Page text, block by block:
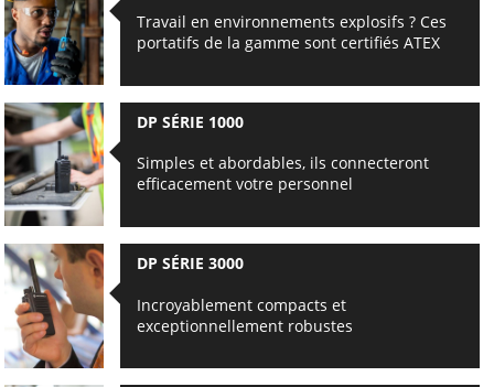
Travail en environnements explosifs ? Ces
portatifs de la gamme sont certifiés ATEX
DP SÉRIE 1000
Simples et abordables, ils connecteront
efficacement votre personnel
DP SÉRIE 3000
Incroyablement compacts et
exceptionnellement robustes